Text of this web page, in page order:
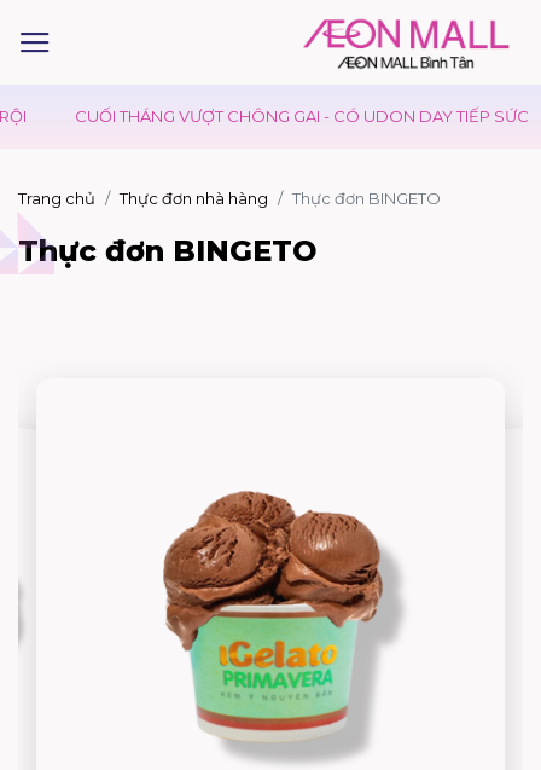
CUỐI THÁNG VƯỢT CHÔNG GAI - CÓ UDON DAY TIẾP SỨC
Trang chủ Thực đơn nhà hàng Thực đơn BINGETO
Thực đơn BINGETO